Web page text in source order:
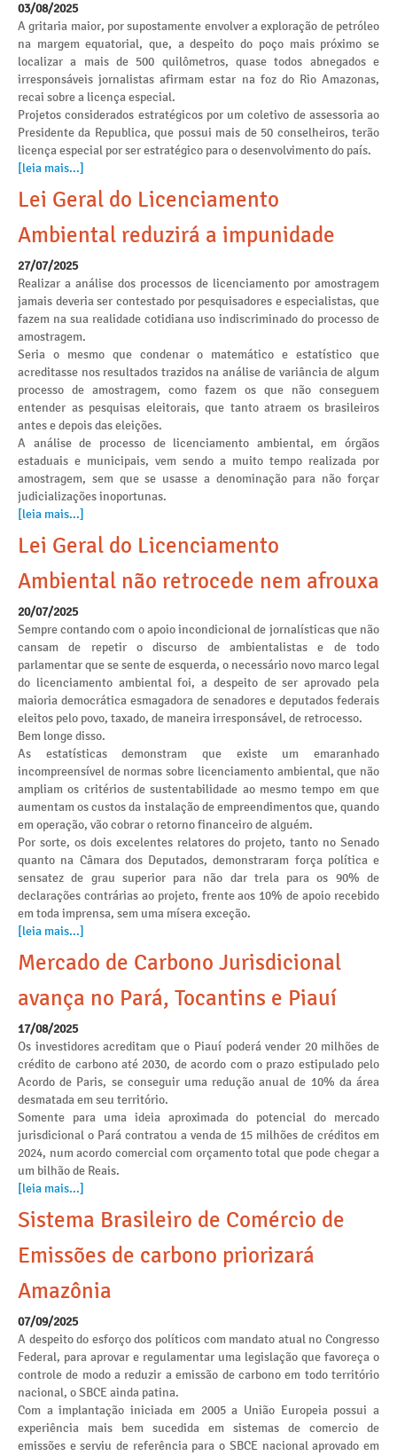
03/08/2025
A gritaria maior, por supostamente envolver a exploração de petróleo
na margem equatorial, que, a despeito do poço mais próximo se
localizar a mais de 500 quilômetros, quase todos abnegados e
irresponsáveis jornalistas afirmam estar na foz do Rio Amazonas,
recai sobre a licença especial.
Projetos considerados estratégicos por um coletivo de assessoria ao
Presidente da Republica, que possui mais de 50 conselheiros, terão
licença especial por ser estratégico para o desenvolvimento do país.
[leia mais...]
Lei Geral do Licenciamento
Ambiental reduzirá a impunidade
27/07/2025
Realizar a análise dos processos de licenciamento por amostragem
jamais deveria ser contestado por pesquisadores e especialistas, que
fazem na sua realidade cotidiana uso indiscriminado do processo de
amostragem.
Seria o mesmo que condenar o matemático e estatístico que
acreditasse nos resultados trazidos na análise de variância de algum
processo de amostragem, como fazem os que não conseguem
entender as pesquisas eleitorais, que tanto atraem os brasileiros
antes e depois das eleições.
A análise de processo de licenciamento ambiental, em órgãos
estaduais e municipais, vem sendo a muito tempo realizada por
amostragem, sem que se usasse a denominação para não forçar
judicializações inoportunas.
[leia mais...]
Lei Geral do Licenciamento
Ambiental não retrocede nem afrouxa
20/07/2025
Sempre contando com o apoio incondicional de jornalísticas que não
cansam de repetir o discurso de ambientalistas e de todo
parlamentar que se sente de esquerda, o necessário novo marco legal
do licenciamento ambiental foi, a despeito de ser aprovado pela
maioria democrática esmagadora de senadores e deputados federais
eleitos pelo povo, taxado, de maneira irresponsável, de retrocesso.
Bem longe disso.
As estatísticas demonstram que existe um emaranhado
incompreensível de normas sobre licenciamento ambiental, que não
ampliam os critérios de sustentabilidade ao mesmo tempo em que
aumentam os custos da instalação de empreendimentos que, quando
em operação, vão cobrar o retorno financeiro de alguém.
Por sorte, os dois excelentes relatores do projeto, tanto no Senado
quanto na Câmara dos Deputados, demonstraram força política e
sensatez de grau superior para não dar trela para os 90% de
declarações contrárias ao projeto, frente aos 10% de apoio recebido
em toda imprensa, sem uma mísera exceção.
[leia mais...]
Mercado de Carbono Jurisdicional
avança no Pará, Tocantins e Piauí
17/08/2025
Os investidores acreditam que o Piauí poderá vender 20 milhões de
crédito de carbono até 2030, de acordo com o prazo estipulado pelo
Acordo de Paris, se conseguir uma redução anual de 10% da área
desmatada em seu território.
Somente para uma ideia aproximada do potencial do mercado
jurisdicional o Pará contratou a venda de 15 milhões de créditos em
2024, num acordo comercial com orçamento total que pode chegar a
um bilhão de Reais.
[leia mais...]
Sistema Brasileiro de Comércio de
Emissões de carbono priorizará
Amazônia
07/09/2025
A despeito do esforço dos políticos com mandato atual no Congresso
Federal, para aprovar e regulamentar uma legislação que favoreça o
controle de modo a reduzir a emissão de carbono em todo território
nacional, o SBCE ainda patina.
Com a implantação iniciada em 2005 a União Europeia possui a
experiência mais bem sucedida em sistemas de comercio de
emissões e serviu de referência para o SBCE nacional aprovado em